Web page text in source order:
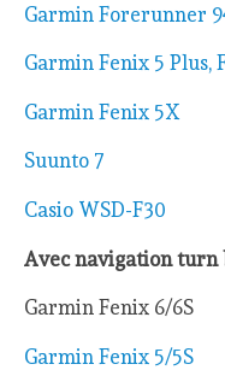
Garmin Forerunner
Garmin Fenix 5 Plus,
Garmin Fenix 5X
Suunto 7
Casio WSD-F30
Avec navigation turn
Garmin Fenix 6/6S
Garmin Fenix 5/5S